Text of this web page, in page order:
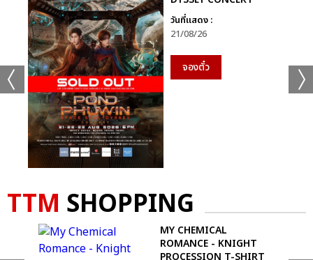
วันที่แสดง :
21/08/26
จองตั๋ว
TTM SHOPPING
MY CHEMICAL
ROMANCE - KNIGHT